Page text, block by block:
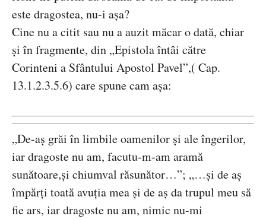
este dragostea, nu-i așa?
Cine nu a citit sau nu a auzit măcar o dată, chiar
și în fragmente, din „Epistola întâi către
Corinteni a Sfântului Apostol Pavel”,( Cap.
13.1.2.3.5.6) care spune cam așa:
„De-aș grăi în limbile oamenilor și ale îngerilor,
iar dragoste nu am, facutu-m-am aramă
sunătoare,și chiumval răsunător…”; „…și de aș
împărți toată avuția mea și de aș da trupul meu să
fie ars, iar dragoste nu am, nimic nu-mi